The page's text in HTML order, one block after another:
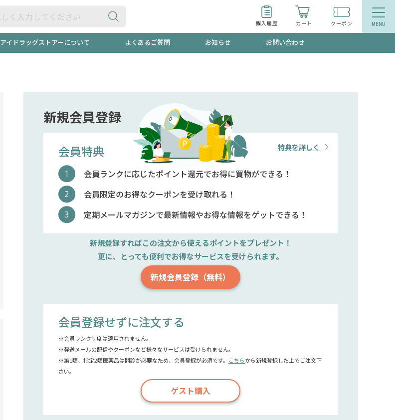
購入履歴 カート クーポン
オトナ向け 新規登録で！今すぐ使えるクーポンプレゼント中！！
アイドラッグストアーについて よくあるご質問 お知らせ お問い合わせ
新規会員登録
会員特典
会員ランクに応じたポイント還元でお得に買物ができる！
会員限定のお得なクーポンを受け取れる！
定期メールマガジンで最新情報やお得な情報をゲットできる！
特典を詳しく
新規登録すればこの注文から使えるポイントをプレゼント！
更に、とっても便利でお得なサービスを受けられます。
新規会員登録（無料）
会員登録せずに注文する
※会員ランク制度は適用されません。
※発送メールの配信やクーポンなど様々なサービスは受けられません。
※第1類、指定2類医薬品は問診が必要なため、会員登録が必須です。 こちらから新規登録した上でご注文下
さい。
ゲスト購入